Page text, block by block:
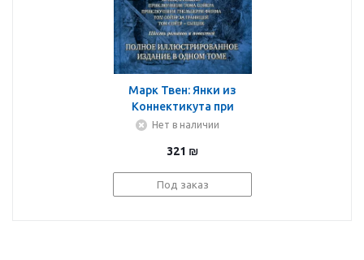
Марк Твен: Янки из
Коннектикута при
дворе короля Артура.
Приключения Тома
Сойера
Нет в наличии
321 ₪
Под заказ